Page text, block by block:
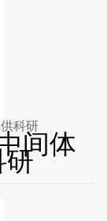
科研
间体
研